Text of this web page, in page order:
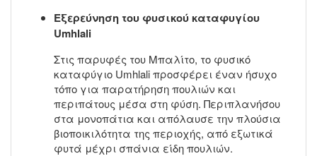
Εξερεύνηση του φυσικού καταφυγίου
Umhlali
Στις παρυφές του Μπαλίτο, το φυσικό
καταφύγιο Umhlali προσφέρει έναν ήσυχο
τόπο για παρατήρηση πουλιών και
περιπάτους μέσα στη φύση. Περιπλανήσου
στα μονοπάτια και απόλαυσε την πλούσια
βιοποικιλότητα της περιοχής, από εξωτικά
φυτά μέχρι σπάνια είδη πουλιών.